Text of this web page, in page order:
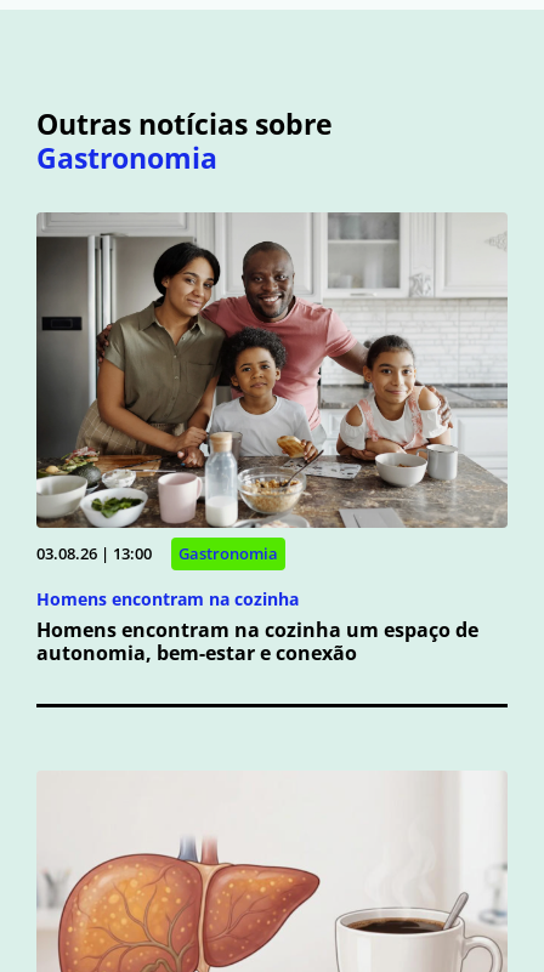
Outras notícias sobre
Gastronomia
03.08.26 | 13:00 Gastronomia
Homens encontram na cozinha
Homens encontram na cozinha um espaço de
autonomia, bem-estar e conexão